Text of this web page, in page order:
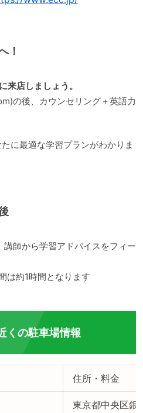
！
来店しましょう。
の後、カウンセリング＋英語力
に最適な学習プランがわかりま
師から学習アドバイスをフィー
は約1時間となります
くの駐車場情報
住所・料金
東京都中央区